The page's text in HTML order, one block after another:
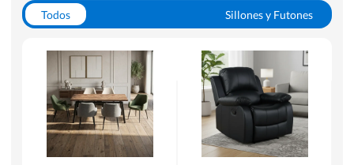
Todos
Sillones y Futones
Escritorios y Sillas PC
Racks y Muebles TV
Alfombras